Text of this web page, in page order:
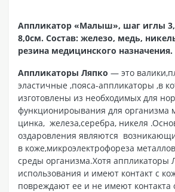
Аппликатор «Малыш», шаг иглы
8,0см. Состав: железо, медь,
резина медицинского назначения.
Аппликаторы Ляпко — это
эластичные ,пояса-аппликаторы ,в
изготовлены из необходимых для
функционироывания для организма
цинка, железа,серебра, никеля
оздаровления являются
в коже,микроэлектрофореза
среды организма.Хотя аппликаторы
использования и имеют контакт с
повреждают ее и не имеют контакта